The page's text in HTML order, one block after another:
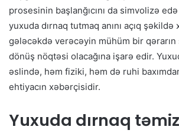
prosesinin başlanğıcını da simvolizə
yuxuda dırnaq tutmaq anını açıq şəkildə
gələcəkdə verəcəyin mühüm bir qərarın
dönüş nöqtəsi olacağına işarə edir.
əslində, həm fiziki, həm də ruhi
ehtiyacın xəbərçisidir.
Yuxuda dırnaq